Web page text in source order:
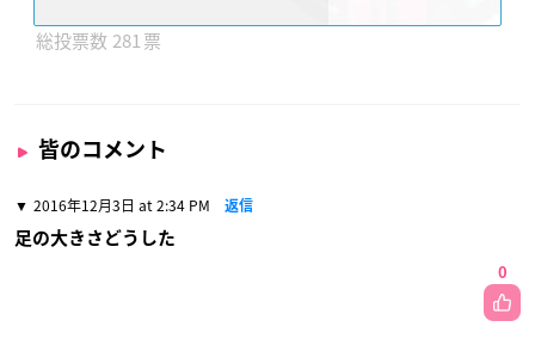
281
皆のコメント
2016年12月3日 at 2:34 PM 返信
足の大きさどうした
0